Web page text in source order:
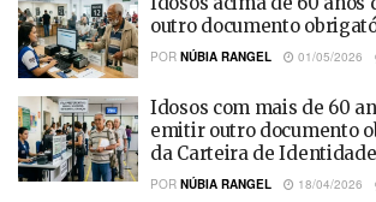
outro documento
POR NÚBIA RANGEL 01/05/2026
Idosos com mais de 60
emitir outro documento
da Carteira de Identidade
POR NÚBIA RANGEL 18/04/2026